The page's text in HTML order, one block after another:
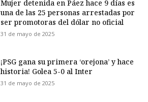
Mujer detenida en Páez hace 9 días es
una de las 25 personas arrestadas por
ser promotoras del dólar no oficial
31 de mayo de 2025
¡PSG gana su primera ‘orejona’ y hace
historia! Golea 5-0 al Inter
31 de mayo de 2025